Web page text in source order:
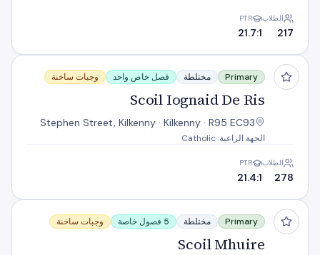
الطلاب
217
PTR
21.7:1
Scoil Iognaid De Ris
Primary مختلطة فصل خاص واحد وجبات ساخنة
Scoil Iognaid De Ris
Stephen Street, Kilkenny · Kilkenny · R95 EC93
الجهة الراعية: Catholic
الطلاب
278
PTR
21.4:1
Scoil Mhuire
Primary مختلطة 5 فصول خاصة وجبات ساخنة
Scoil Mhuire